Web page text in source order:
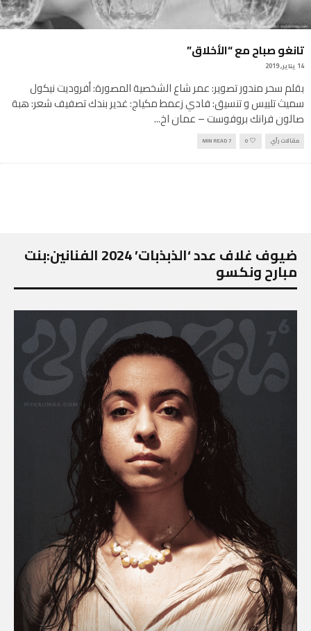
تانغو صباح مع “الأخلاق”
14 يناير, 2019
بقلم سحر مندور تصوير: عمر شاع الشخصية المصورة: أفروديت نيكول
سميث تلبيس و تنسيق: فادي زعمط مكياج: غدير بندك تصفيف شعر: هبة
صالون فرانك بروفوست – عمان اخ...
مقالات رأي 0
7 MIN READ
ضيوف غلاف عدد ‘الذبذبات’ 2024 الفنانين:بنت
مبارح ونكسو